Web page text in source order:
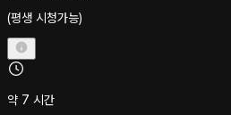
(평생 시청가능)
약 7 시간